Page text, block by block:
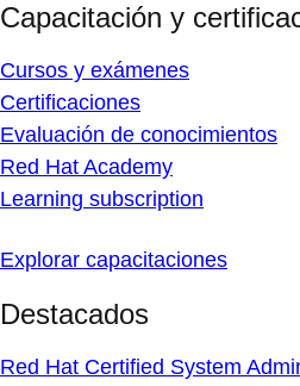
Capacitación y
Cursos y exámenes
Certificaciones
Evaluación de conocimientos
Red Hat Academy
Learning subscription
Explorar capacitaciones
Destacados
Red Hat Certified System